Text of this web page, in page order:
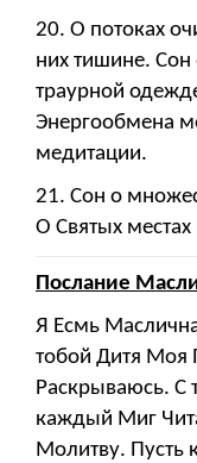
20. О потоках
них тишине.
траурной
Энергообмена
медитации.
21. Сон о
О Святых
Послание
Я Есмь
тобой Дитя Моя
Раскрываюсь.
каждый Миг
Молитву. Пусть